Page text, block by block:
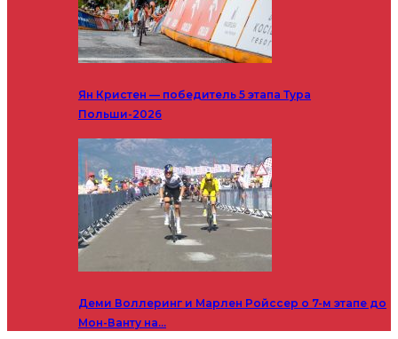
Ян Кристен — победитель 5 этапа Тура
Польши-2026
Деми Воллеринг и Марлен Ройссер о 7-м этапе до
Мон-Ванту на…